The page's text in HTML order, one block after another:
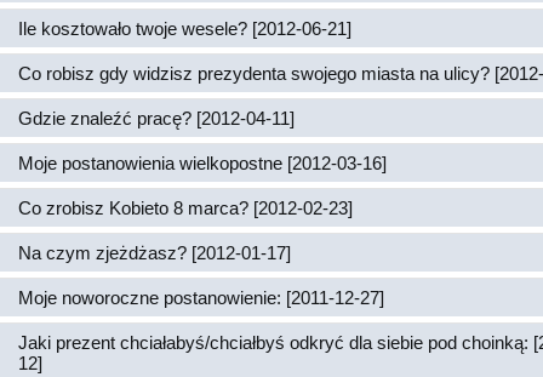
Ile kosztowało twoje wesele? [2012-06-21]
Co robisz gdy widzisz prezydenta swojego miasta na ulicy?
Gdzie znaleźć pracę? [2012-04-11]
Moje postanowienia wielkopostne [2012-03-16]
Co zrobisz Kobieto 8 marca? [2012-02-23]
Na czym zjeżdżasz? [2012-01-17]
Moje noworoczne postanowienie: [2011-12-27]
Jaki prezent chciałabyś/chciałbyś odkryć dla siebie pod choinką:
12]